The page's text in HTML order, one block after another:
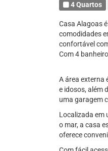
4 Quartos
Casa Alagoas
comodidades
confortável
Com 4
A área externa
e idosos, além
uma garagem
Localizada em
o mar, a casa
oferece